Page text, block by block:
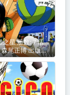
之星 册数: 7 话
森尾正博 出版社:
志: 週刊ヤング
ピリッツ増刊